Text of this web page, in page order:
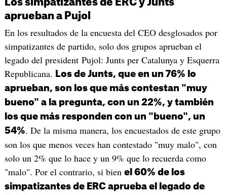
Los simpatizantes de ERC y Junts
aprueban a Pujol
En los resultados de la encuesta del CEO desglosados por
simpatizantes de partido, solo dos grupos aprueban el
legado del president Pujol: Junts per Catalunya y Esquerra
Republicana.
Los de Junts, que en un 76% lo
aprueban, son los que más contestan "muy
bueno" a la pregunta, con un 22%, y también
los que más responden con un "bueno", un
54%. De la misma manera, los encuestados de este grupo
son los que menos veces han contestado "muy malo", con
solo un 2% que lo hace y un 9% que lo recuerda como
"malo". Por el contrario, si bien el 60% de los
simpatizantes de ERC aprueba el legado de